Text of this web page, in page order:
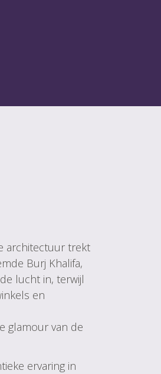
architectuur trekt
Burj Khalifa,
lucht in, terwijl
en
glamour van de
ervaring in